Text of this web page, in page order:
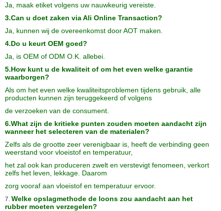
Ja, maak etiket volgens uw nauwkeurig vereiste.
3.Can u doet zaken via Ali Online Transaction?
Ja, kunnen wij de overeenkomst door AOT maken.
4.Do u keurt OEM goed?
Ja, is OEM of ODM O.K. allebei.
5.How kunt u de kwaliteit of om het even welke garantie
waarborgen?
Als om het even welke kwaliteitsproblemen tijdens gebruik, alle
producten kunnen zijn teruggekeerd of volgens
de verzoeken van de consument.
6.What zijn de kritieke punten zouden moeten aandacht zijn
wanneer het selecteren van de materialen?
Zelfs als de grootte zeer verenigbaar is, heeft de verbinding geen
weerstand voor vloeistof en temperatuur,
het zal ook kan produceren zwelt en verstevigt fenomeen, verkort
zelfs het leven, lekkage. Daarom
zorg vooraf aan vloeistof en temperatuur ervoor.
7. Welke opslagmethode de loons zou aandacht aan het
rubber moeten verzegelen?